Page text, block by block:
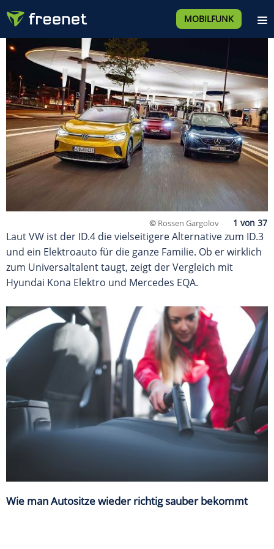
MOBILFUNK
© Rossen Gargolov
Laut VW ist der ID.4 die vielseitigere Alternative zum ID.3
und ein Elektroauto für die ganze Familie. Ob er wirklich
zum Universaltalent taugt, zeigt der Vergleich mit
Hyundai Kona Elektro und Mercedes EQA.
Wie man Autositze wieder richtig sauber bekommt